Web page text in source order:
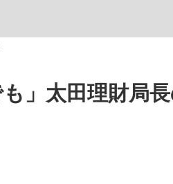
聞... 「クマが悪者扱い
」太田理財局